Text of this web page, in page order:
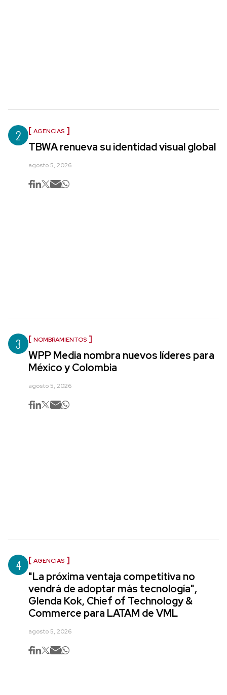
2 AGENCIAS
TBWA renueva su identidad visual global
agosto 5, 2026
3 NOMBRAMIENTOS
WPP Media nombra nuevos líderes para
México y Colombia
agosto 5, 2026
4 AGENCIAS
"La próxima ventaja competitiva no
vendrá de adoptar más tecnología",
Glenda Kok, Chief of Technology &
Commerce para LATAM de VML
agosto 5, 2026